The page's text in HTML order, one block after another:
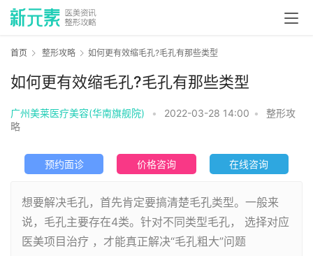
首页 整形攻略 如何更有效缩毛孔?毛孔有那些类型
如何更有效缩毛孔?毛孔有那些类型
广州美莱医疗美容(华南旗舰院) • 2022-03-28 14:00 •
整形攻
略
预约面诊 价格咨询 在线咨询
想要解决毛孔，首先肯定要搞清楚毛孔类型。一般来
说，毛孔主要存在4类。针对不同类型毛孔， 选择对应
医美项目治疗 ，才能真正解决“毛孔粗大”问题